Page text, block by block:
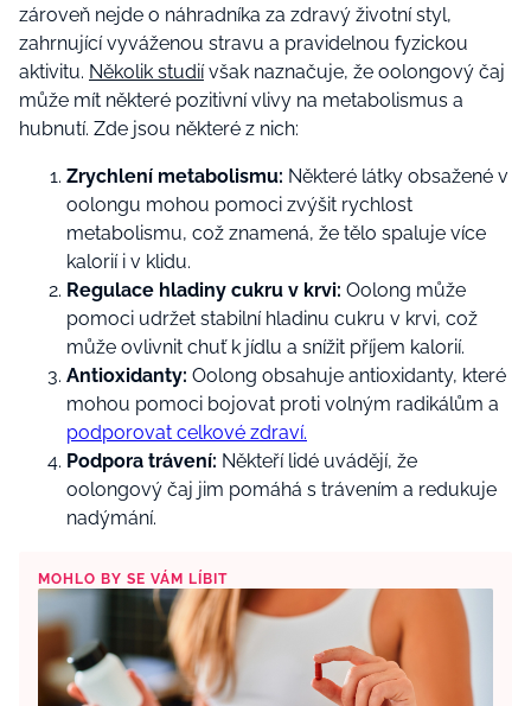
zároveň nejde o náhradníka za zdravý životní styl,
zahrnující vyváženou stravu a pravidelnou fyzickou
aktivitu. Několik studiívšak naznačuje, že oolongový čaj
může mít některé pozitivní vlivy na metabolismus a
hubnutí. Zde jsou některé z nich:
Zrychlení metabolismu: Některé látky obsažené v
oolongu mohou pomoci zvýšit rychlost
metabolismu, což znamená, že tělo spaluje více
kalorií i v klidu.
Regulace hladiny cukru v krvi: Oolong může
pomoci udržet stabilní hladinu cukru v krvi, což
může ovlivnit chuť k jídlu a snížit příjem kalorií.
Antioxidanty: Oolong obsahuje antioxidanty, které
mohou pomoci bojovat proti volným radikálům a
podporovat celkové zdraví.
Podpora trávení: Někteří lidé uvádějí, že
oolongový čaj jim pomáhá s trávením a redukuje
nadýmání.
MOHLO BY SE VÁM LÍBIT